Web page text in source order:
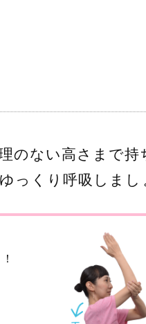
のない高さまで持
っくり呼吸しまし